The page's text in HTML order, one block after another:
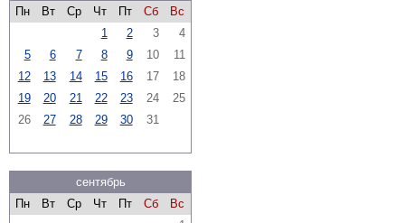
Пн
Вт Ср Чт Пт Сб
Вс
1
2 3
4
5
6 7 8 9 10
11
12
13 14 15 16 17
18
19
20 21 22 23 24
25
26
27 28 29 30 31
сентябрь
Пн
Вт Ср Чт Пт Сб
Вс